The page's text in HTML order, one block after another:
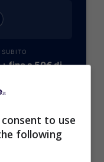
fino a 50€ di
+ fino a 50€ di
to use
following